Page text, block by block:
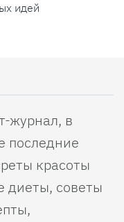
идей
журнал, в
последние
красоты
диеты, советы